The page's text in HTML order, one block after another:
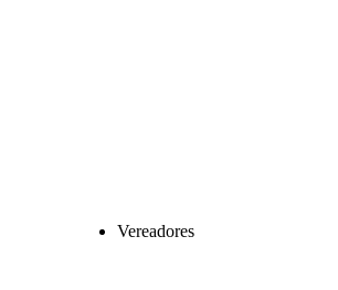
Vereadores